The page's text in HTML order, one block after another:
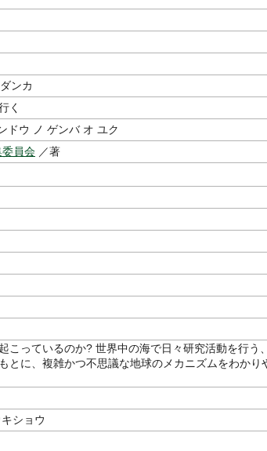
ンカ
く
ドウ ノ ゲンバ オ ユク
員会 ／著
こっているのか? 世界中の海で日々研究活動を行う
とに、複雑かつ不思議な地球のメカニズムをわかり
ショウ